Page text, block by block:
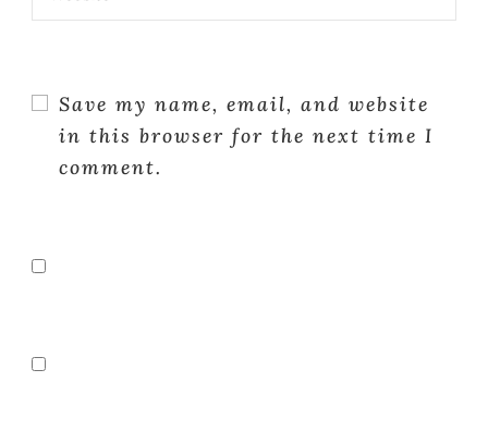
Save my name, email, and website
in this browser for the next time I
comment.